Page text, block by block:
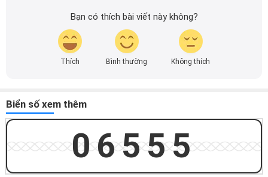
Bạn có thích bài viết này không?
Thích Bình thường Không thích
Biển số xem thêm
06555